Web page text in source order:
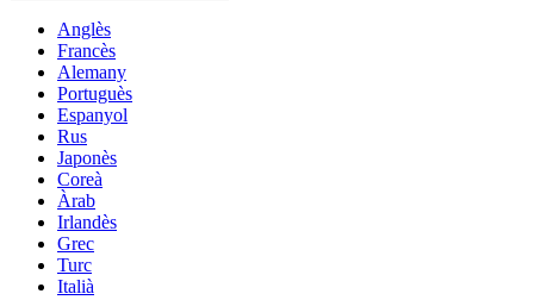
Anglès
Francès
Alemany
Portuguès
Espanyol
Rus
Japonès
Coreà
Àrab
Irlandès
Grec
Turc
Italià